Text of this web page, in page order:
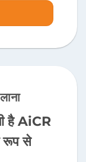
है AiCR
रूप से